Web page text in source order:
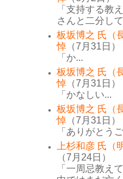
「支持する教
さんと二分し
板坂博之 氏（
悼 （7月31日）
「か...
板坂博之 氏（
悼 （7月31日）
「かなしい...
板坂博之 氏（
悼 （7月31日）
「ありがとう
上杉和彦 氏（
（7月24日）
「一周忌教え